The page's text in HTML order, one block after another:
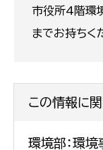
市役所4階環
までお持ちく
この情報に
環境部：環